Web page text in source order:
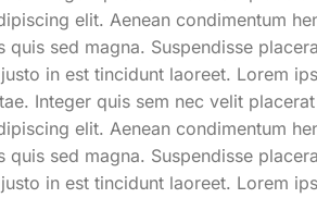
elit. Aenean condimentum
sed magna. Suspendisse
in est tincidunt laoreet. Lorem
Integer quis sem nec velit
elit. Aenean condimentum
sed magna. Suspendisse
in est tincidunt laoreet. Lorem